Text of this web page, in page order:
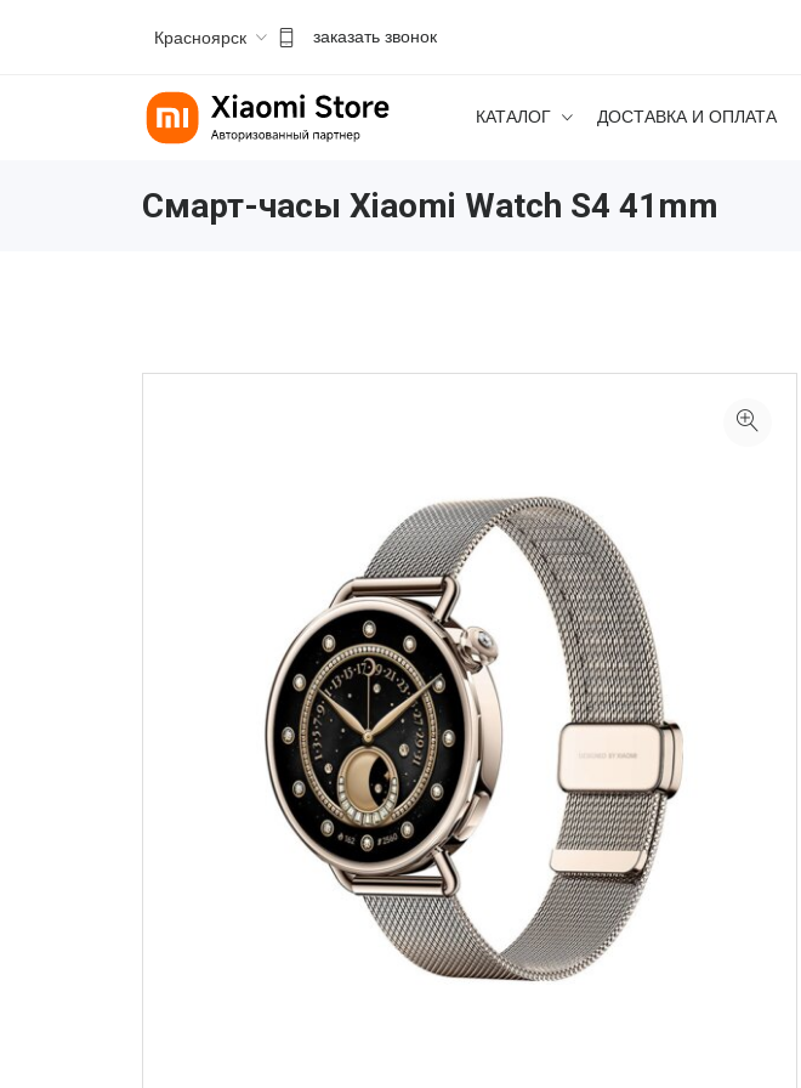
Красноярск заказать звонок
КАТАЛОГ ДОСТАВКА И ОПЛАТА
Смарт-часы Xiaomi Watch S4 41mm